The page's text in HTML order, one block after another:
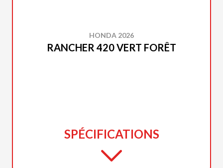
HONDA 2026
RANCHER 420 VERT FORÊT
SPÉCIFICATIONS